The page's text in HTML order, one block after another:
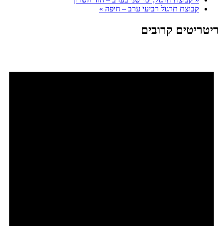
קבוצת תרגול רביעי ערב – חיפה »
ריטריטים קרובים